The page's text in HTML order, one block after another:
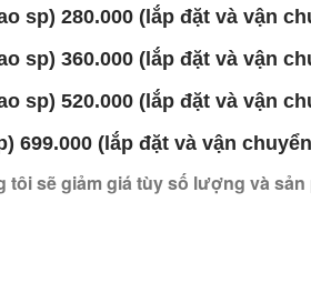
sp) 280.000 (lắp đặt và vận
sp) 360.000 (lắp đặt và vận
sp) 520.000 (lắp đặt và vận
699.000 (lắp đặt và vận
sẽ giảm giá tùy số lượng và sản
TRUYỀN HÌNH K+ ƯU ĐÃI ĐẶC
BIỆT AFF U23 CHAMPIONSHIP KHI
ĐĂNG KÝ K+
1.835.000
1.030.000